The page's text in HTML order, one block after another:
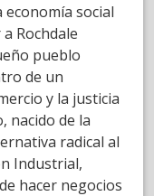
social
Rochdale
pueblo
de un
y la justicia
nacido de la
radical al
Industrial,
hacer negocios